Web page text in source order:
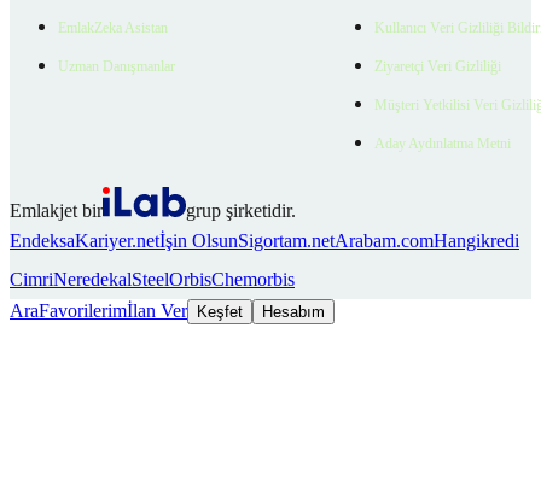
EmlakZeka Asistan
Uzman Danışmanlar
Kullanıcı Veri Gizliliği
Ziyaretçi Veri Gizliliği
Müşteri Yetkilisi Veri
Aday Aydınlatma Metni
Emlakjet bir
grup şirketidir.
EndeksaKariyer.netİşin OlsunSigortam.netArabam.comHangikredi
CimriNeredekalSteelOrbisChemorbis
AraFavorilerimİlan Ver Keşfet Hesabım